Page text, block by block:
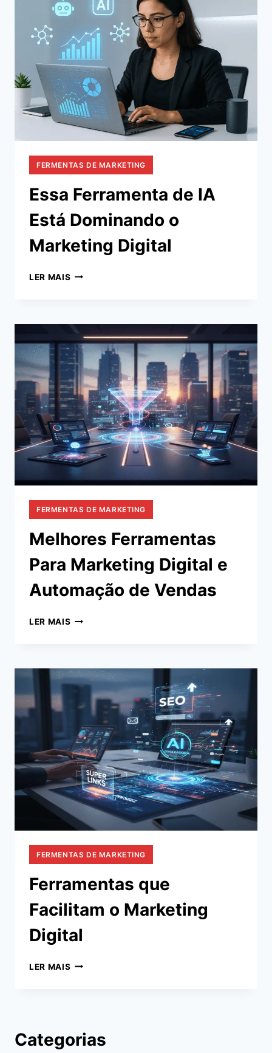
DIGITAL
FERMENTAS DE MARKETING
Essa Ferramenta de IA
Está Dominando o
Marketing Digital
LER MAIS ESSA
ESTÁ
DOMINANDO
O
MARKETING
DIGITAL
FERMENTAS DE MARKETING
Melhores Ferramentas
Para Marketing Digital e
Automação de Vendas
LER MAIS MELHORES
DIGITAL
E
AUTOMAÇÃO
DE
VENDAS
FERMENTAS DE MARKETING
Ferramentas que
Facilitam o Marketing
Digital
LER MAIS FERRAMENTAS
Categorias